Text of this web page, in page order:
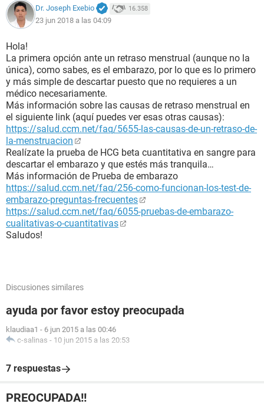
Dr. Joseph Exebio 16.358
23 jun 2018 a las 04:09
Hola!
La primera opción ante un retraso menstrual (aunque no la
única), como sabes, es el embarazo, por lo que es lo primero
y más simple de descartar puesto que no requieres a un
médico necesariamente.
Más información sobre las causas de retraso menstrual en
el siguiente link (aquí puedes ver esas otras causas):
https://salud.ccm.net/faq/5655-las-causas-de-un-retraso-de-
la-menstruacion
Realízate la prueba de HCG beta cuantitativa en sangre para
descartar el embarazo y que estés más tranquila…
Más información de Prueba de embarazo
https://salud.ccm.net/faq/256-como-funcionan-los-test-de-
embarazo-preguntas-frecuentes
https://salud.ccm.net/faq/6055-pruebas-de-embarazo-
cualitativas-o-cuantitativas
Saludos!
Discusiones similares
ayuda por favor estoy preocupada
klaudiaa1 - 6 jun 2015 a las 00:46
c-salinas - 10 jun 2015 a las 20:53
7 respuestas
PREOCUPADA!!